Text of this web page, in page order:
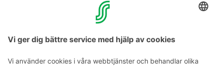
Vårt mål är att ansvarstagande ska synas i hotellet
genom konkreta handlingar och vardagliga rutiner."
Läs mer om STF-märkningen >>